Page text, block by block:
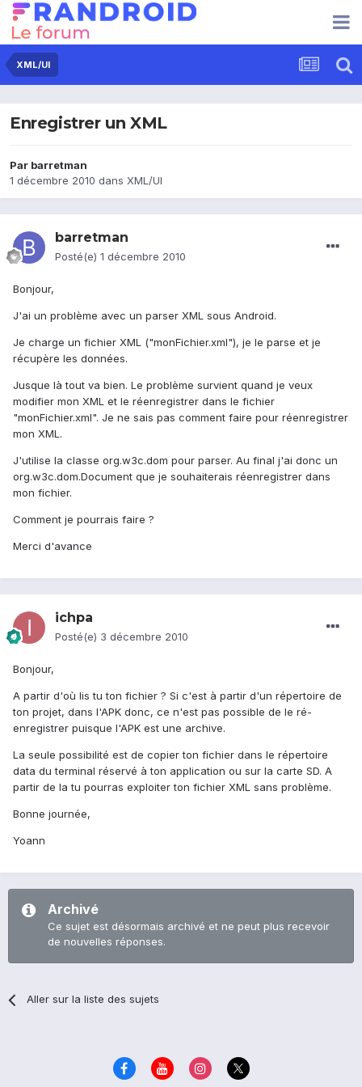
XML/UI
Enregistrer un XML
Par barretman
1 décembre 2010 dans XML/UI
barretman
Posté(e) 1 décembre 2010
Bonjour,
J'ai un problème avec un parser XML sous Android.
Je charge un fichier XML ("monFichier.xml"), je le parse et je
récupère les données.
Jusque là tout va bien. Le problème survient quand je veux
modifier mon XML et le réenregistrer dans le fichier
"monFichier.xml". Je ne sais pas comment faire pour réenregistrer
mon XML.
J'utilise la classe org.w3c.dom pour parser. Au final j'ai donc un
org.w3c.dom.Document que je souhaiterais réenregistrer dans
mon fichier.
Comment je pourrais faire ?
Merci d'avance
ichpa
Posté(e) 3 décembre 2010
Bonjour,
A partir d'où lis tu ton fichier ? Si c'est à partir d'un répertoire de
ton projet, dans l'APK donc, ce n'est pas possible de le ré-
enregistrer puisque l'APK est une archive.
La seule possibilité est de copier ton fichier dans le répertoire
data du terminal réservé à ton application ou sur la carte SD. A
partir de la tu pourras exploiter ton fichier XML sans problème.
Bonne journée,
Yoann
Archivé
Ce sujet est désormais archivé et ne peut plus recevoir
de nouvelles réponses.
Aller sur la liste des sujets